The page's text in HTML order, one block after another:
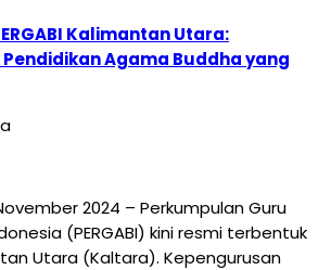
Kalimantan Utara:
Agama Buddha yang
2024 – Perkumpulan Guru
(PERGABI) kini resmi terbentuk
Utara (Kaltara). Kepengurusan